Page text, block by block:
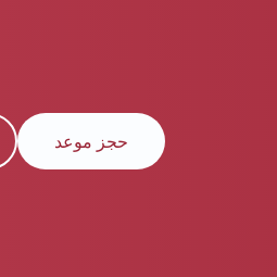
حجز موعد